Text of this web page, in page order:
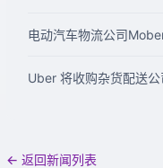
电动汽车物流公司
Uber 将收购杂货配送
← 返回新闻列表